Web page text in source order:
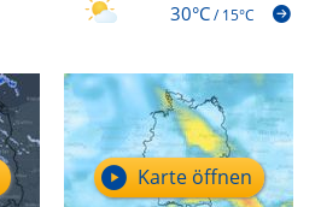
30°C/15°C
Karte öffnen